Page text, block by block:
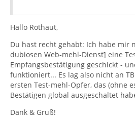
Hallo Rothaut,
Du hast recht gehabt: Ich habe mir
dubiosen Web-mehl-Dienst] eine
Empfangsbestätigung geschickt -
funktioniert... Es lag also nicht an
ersten Test-mehl-Opfer, das (ohne
Bestätigen global ausgeschaltet
Dank & Gruß!